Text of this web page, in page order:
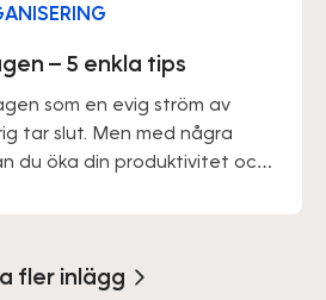
– 5 enkla tips
som en evig ström av
tar slut. Men med några
du öka din produktivitet och
fler inlägg